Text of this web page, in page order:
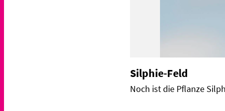
Silphie-Feld
Noch ist die Pflanze